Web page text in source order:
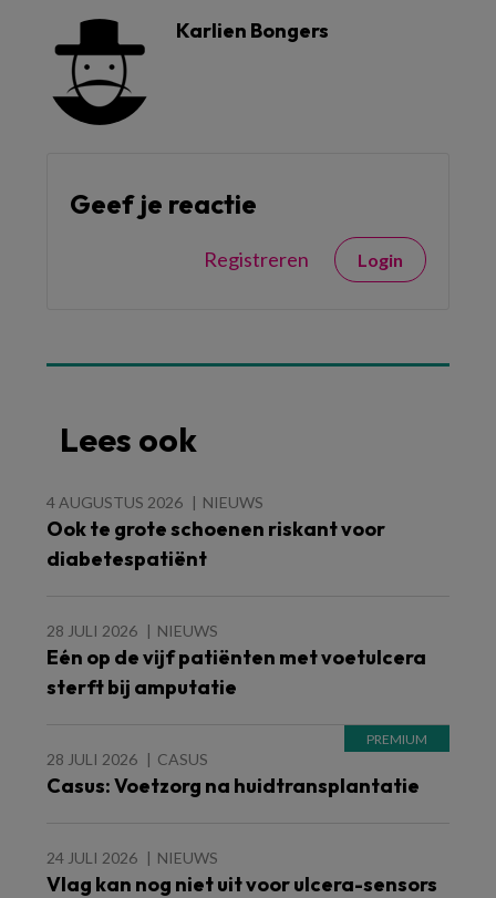
Karlien Bongers
Geef je reactie
Registreren Login
Lees ook
4 AUGUSTUS 2026 NIEUWS
Ook te grote schoenen riskant voor
diabetespatiënt
28 JULI 2026 NIEUWS
Eén op de vijf patiënten met voetulcera
sterft bij amputatie
28 JULI 2026 CASUS
Casus: Voetzorg na huidtransplantatie
24 JULI 2026 NIEUWS
Vlag kan nog niet uit voor ulcera-sensors